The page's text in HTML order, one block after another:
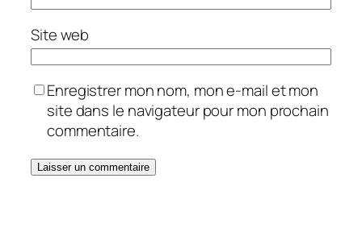
Site web
Enregistrer mon nom, mon e-mail et mon
site dans le navigateur pour mon prochain
commentaire.